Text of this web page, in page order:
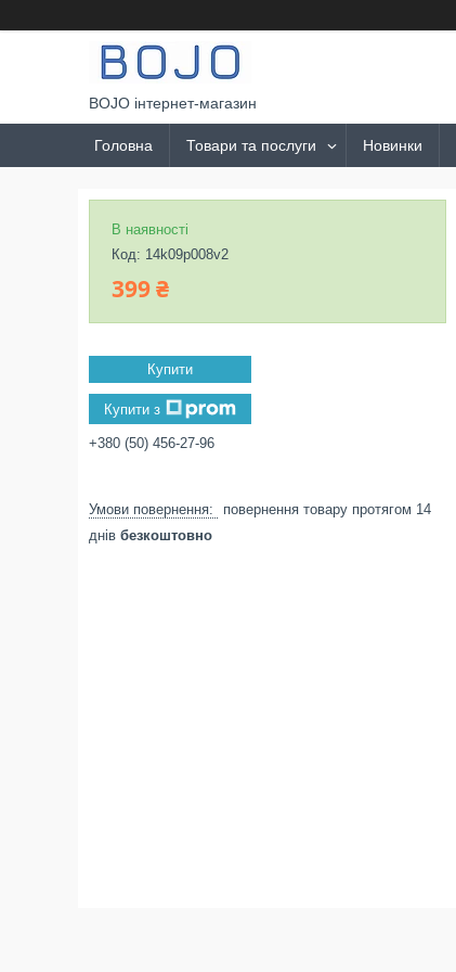
BOJO інтернет-магазин
Головна Товари та послуги Новинки
В наявності
Код: 14k09p008v2
399 ₴
Купити
Купити з
+380 (50) 456-27-96
повернення товару протягом 14
днів безкоштовно